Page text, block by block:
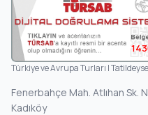
Türkiye ve Avrupa Turları |
Fenerbahçe Mah. Atlıhan Sk.
Kadıköy